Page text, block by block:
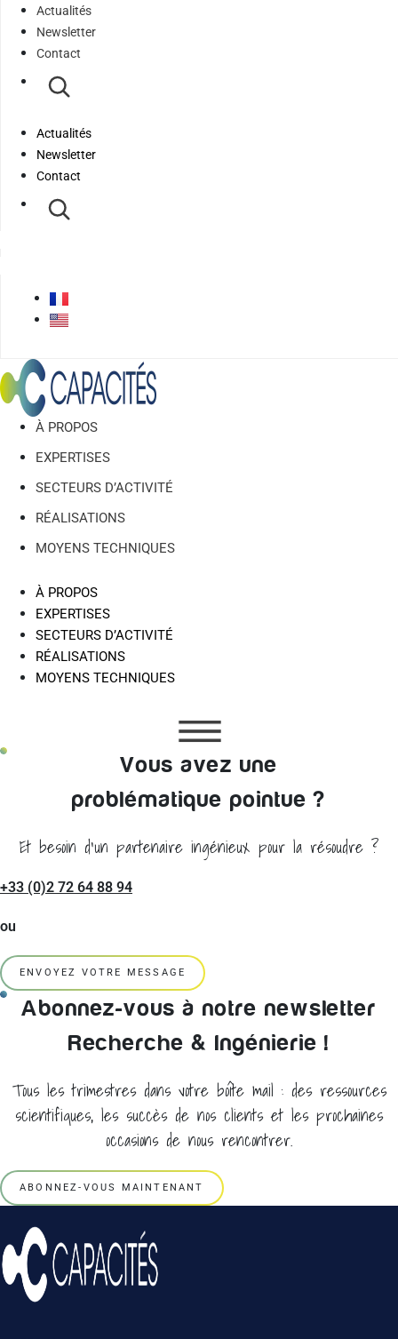
Actualités
Newsletter
Contact
Actualités
Newsletter
Contact
À PROPOS
EXPERTISES
SECTEURS D’ACTIVITÉ
RÉALISATIONS
MOYENS TECHNIQUES
À PROPOS
EXPERTISES
SECTEURS D’ACTIVITÉ
RÉALISATIONS
MOYENS TECHNIQUES
Vous avez une
problématique pointue ?
Et besoin d'un partenaire ingénieux pour la résoudre ?
+33 (0)2 72 64 88 94
ou
ENVOYEZ VOTRE MESSAGE
Abonnez-vous à notre newsletter
Recherche & Ingénierie !
Tous les trimestres dans votre boîte mail : des ressources
scientifiques, les succès de nos clients et les prochaines
occasions de nous rencontrer.
ABONNEZ-VOUS MAINTENANT